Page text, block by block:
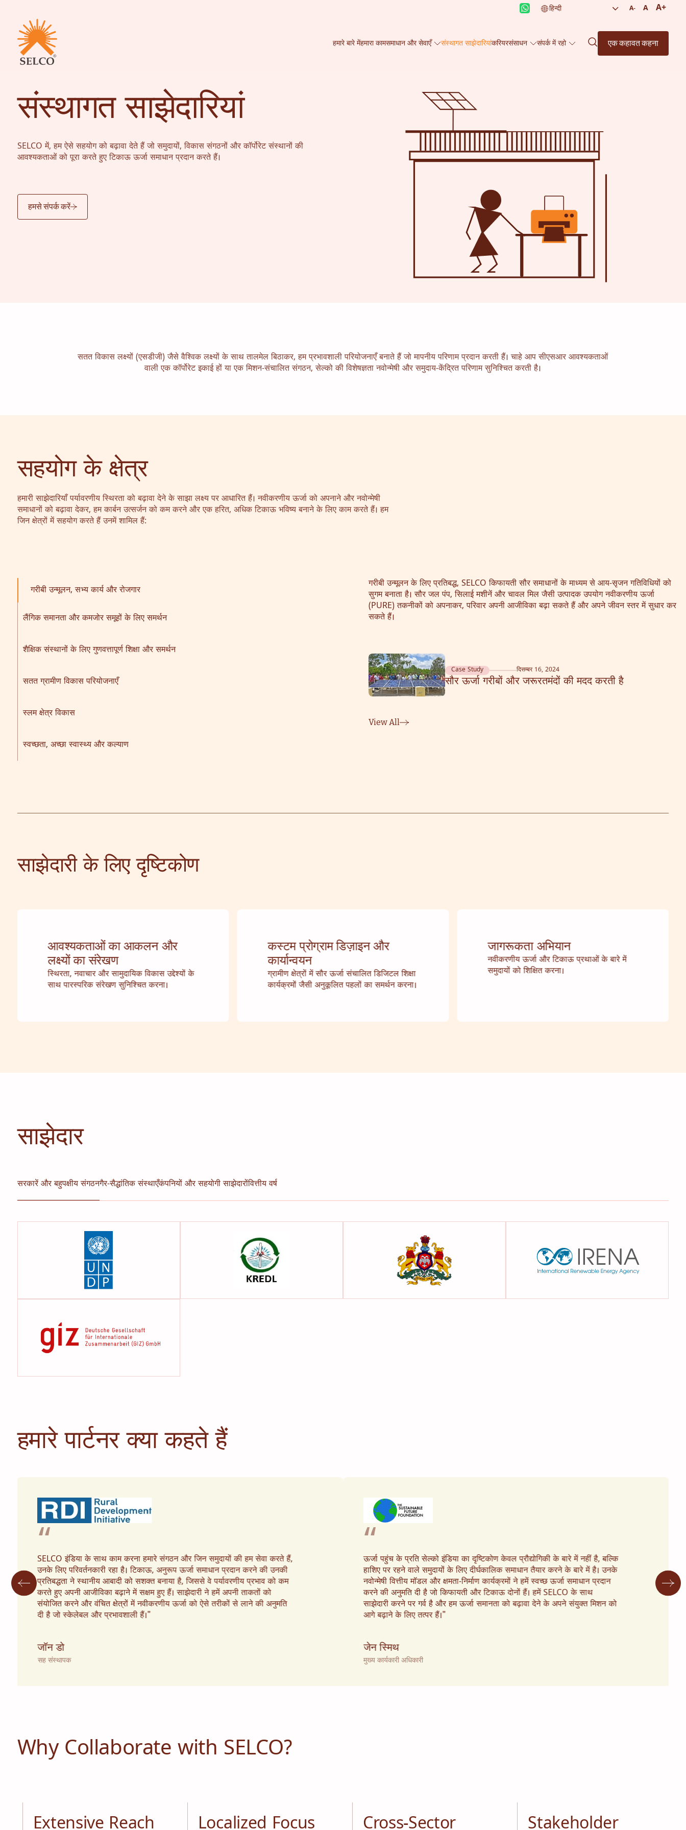
A- A A+
हमारे बारे मेंहमारा कामसमाधान और सेवाएँ संस्थागत साझेदारियांकरियरसंसाधन संपर्क में रहो एक कहावत कहना
संस्थागत सेवाएं
कंसल्टेंसी
संस्थागत साझेदारियां
SELCO में, हम ऐसे सहयोग को बढ़ावा देते हैं जो समुदायों, विकास संगठनों और कॉर्पोरेट संस्थानों की
आवश्यकताओं को पूरा करते हुए टिकाऊ ऊर्जा समाधान प्रदान करते हैं।
हमसे संपर्क करें
सतत विकास लक्ष्यों (एसडीजी) जैसे वैश्विक लक्ष्यों के साथ तालमेल बिठाकर, हम प्रभावशाली परियोजनाएँ बनाते हैं जो मापनीय परिणाम प्रदान करती हैं। चाहे आप सीएसआर आवश्यकताओं
वाली एक कॉर्पोरेट इकाई हों या एक मिशन-संचालित संगठन, सेल्को की विशेषज्ञता नवोन्मेषी और समुदाय-केंद्रित परिणाम सुनिश्चित करती है।
सहयोग के क्षेत्र
हमारी साझेदारियाँ पर्यावरणीय स्थिरता को बढ़ावा देने के साझा लक्ष्य पर आधारित हैं। नवीकरणीय ऊर्जा को अपनाने और नवोन्मेषी
समाधानों को बढ़ावा देकर, हम कार्बन उत्सर्जन को कम करने और एक हरित, अधिक टिकाऊ भविष्य बनाने के लिए काम करते हैं। हम
जिन क्षेत्रों में सहयोग करते हैं उनमें शामिल हैं:
गरीबी उन्मूलन, सभ्य कार्य और रोजगार
लैंगिक समानता और कमजोर समूहों के लिए समर्थन
शैक्षिक संस्थानों के लिए गुणवत्तापूर्ण शिक्षा और समर्थन
सतत ग्रामीण विकास परियोजनाएँ
स्लम क्षेत्र विकास
स्वच्छता, अच्छा स्वास्थ्य और कल्याण
गरीबी उन्मूलन के लिए प्रतिबद्ध, SELCO किफायती सौर समाधानों के माध्यम से आय-सृजन गतिविधियों को
सुगम बनाता है। सौर जल पंप, सिलाई मशीनें और चावल मिल जैसी उत्पादक उपयोग नवीकरणीय ऊर्जा
(PURE) तकनीकों को अपनाकर, परिवार अपनी आजीविका बढ़ा सकते हैं और अपने जीवन स्तर में सुधार कर
सकते हैं।
Case Study दिसम्बर 16, 2024
सौर ऊर्जा गरीबों और जरूरतमंदों की मदद करती है
View All
साझेदारी के लिए दृष्टिकोण
आवश्यकताओं का आकलन और
लक्ष्यों का संरेखण
स्थिरता, नवाचार और सामुदायिक विकास उद्देश्यों के
साथ पारस्परिक संरेखण सुनिश्चित करना।
कस्टम प्रोग्राम डिज़ाइन और
कार्यान्वयन
ग्रामीण क्षेत्रों में सौर ऊर्जा संचालित डिजिटल शिक्षा
कार्यक्रमों जैसी अनुकूलित पहलों का समर्थन करना।
जागरूकता अभियान
नवीकरणीय ऊर्जा और टिकाऊ प्रथाओं के बारे में
समुदायों को शिक्षित करना।
साझेदार
सरकारें और बहुपक्षीय संगठनगैर-सैद्धांतिक संस्थाएँकंपनियों और सहयोगी साझेदारोंवित्तीय वर्ष
हमारे पार्टनर क्या कहते हैं
“
SELCO इंडिया के साथ काम करना हमारे संगठन और जिन समुदायों की हम सेवा करते हैं,
उनके लिए परिवर्तनकारी रहा है। टिकाऊ, अनुरूप ऊर्जा समाधान प्रदान करने की उनकी
प्रतिबद्धता ने स्थानीय आबादी को सशक्त बनाया है, जिससे वे पर्यावरणीय प्रभाव को कम
करते हुए अपनी आजीविका बढ़ाने में सक्षम हुए हैं। साझेदारी ने हमें अपनी ताकतों को
संयोजित करने और वंचित क्षेत्रों में नवीकरणीय ऊर्जा को ऐसे तरीकों से लाने की अनुमति
दी है जो स्केलेबल और प्रभावशाली हैं।"
जॉन डो
सह संस्थापक
“
ऊर्जा पहुंच के प्रति सेल्को इंडिया का दृष्टिकोण केवल प्रौद्योगिकी के बारे में नहीं है, बल्कि
हाशिए पर रहने वाले समुदायों के लिए दीर्घकालिक समाधान तैयार करने के बारे में है। उनके
नवोन्मेषी वित्तीय मॉडल और क्षमता-निर्माण कार्यक्रमों ने हमें स्वच्छ ऊर्जा समाधान प्रदान
करने की अनुमति दी है जो किफायती और टिकाऊ दोनों हैं। हमें SELCO के साथ
साझेदारी करने पर गर्व है और हम ऊर्जा समानता को बढ़ावा देने के अपने संयुक्त मिशन को
आगे बढ़ाने के लिए तत्पर हैं।"
जेन स्मिथ
मुख्य कार्यकारी अधिकारी
Why Collaborate with SELCO?
Extensive Reach Localized Focus Cross-Sector Stakeholder